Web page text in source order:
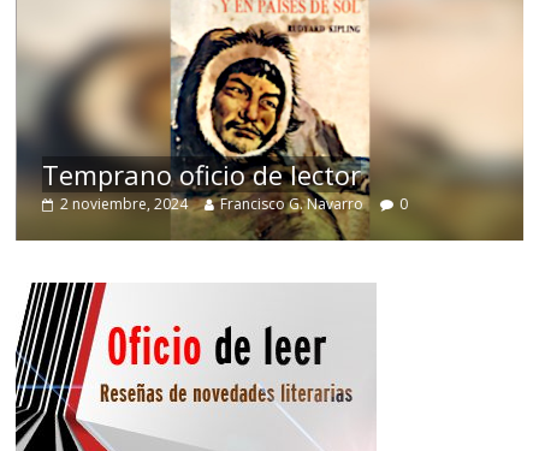
Temprano oficio de lector
2 noviembre, 2024 Francisco G. Navarro 0